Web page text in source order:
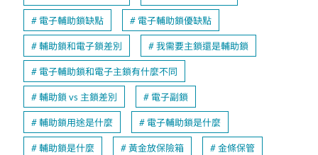
電子輔助鎖缺點 電子輔助鎖優缺點
輔助鎖和電子鎖差別 我需要主鎖還是輔助鎖
電子輔助鎖和電子主鎖有什麼不同
輔助鎖 vs 主鎖差別 電子副鎖
輔助鎖用途是什麼 電子輔助鎖是什麼
輔助鎖是什麼 黃金放保險箱 金條保管